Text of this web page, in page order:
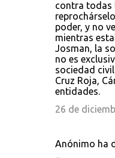
contra todas
poder, y no
mientras
Josman, la
no es
sociedad
Cruz Roja,
entidades.
26 de
Anónimo ha